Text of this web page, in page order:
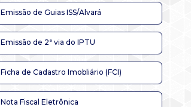
Emissão de Guias ISS/Alvará
Emissão de 2ª via do IPTU
Ficha de Cadastro Imobliário (FCI)
Nota Fiscal Eletrônica